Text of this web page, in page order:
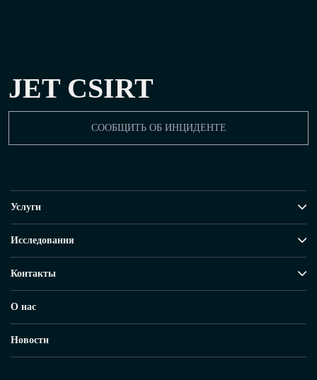
JET CSIRT
СООБЩИТЬ ОБ ИНЦИДЕНТЕ
Услуги
Исследования
Контакты
О нас
Новости